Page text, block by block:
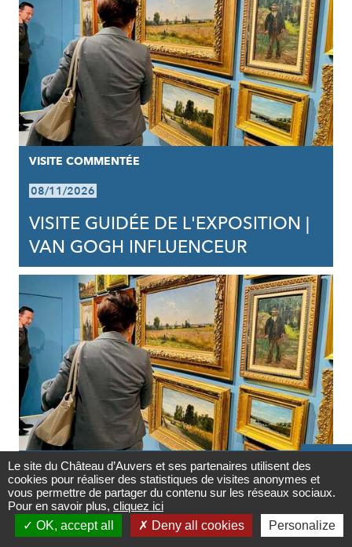
Contact

Newsletter
VISITE COMMENTÉE
08/11/2026
VISITE GUIDÉE DE L'EXPOSITION |
VAN GOGH INFLUENCEUR
VISITE COMMENTÉE
22/11/2026
VISITE GUIDÉE DE L'EXPOSITION |
Le site du Château d’Auvers et ses partenaires utilisent des
cookies pour réaliser des statistiques de visites anonymes et
vous permettre de partager du contenu sur les réseaux sociaux.
Pour en savoir plus, cliquez ici
OK, accept all
Deny all cookies Personalize